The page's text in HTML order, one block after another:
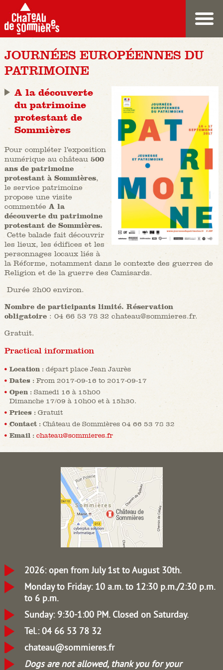
JOURNÉES EUROPÉENNES DU
PATRIMOINE
A la découverte
du patrimoine
protestant de
Sommières
Pour compléter l’exposition
numérique au château 500
ans de patrimoine
protestant à Sommières,
le service patrimoine
propose une visite
commentée A la
découverte du patrimoine
protestant de Sommières.
Cette balade fait découvrir
les lieux, les édifices et les
personnages locaux liés à
la Réforme, notamment dans le contexte des guerres de
Religion et de la guerre des Camisards.
Durée 2h00 environ.
Nombre de participants limité. Réservation
obligatoire: 04 66 53 78 32 chateau@sommieres.fr.
Gratuit.
Practical information
Location : départ place Jean Jaurès
Dates : From 2017-09-16 to 2017-09-17
Open : Samedi 16 à 15h00
Dimanche 17/09 à 10h00 et à 15h30.
Prices : Gratuit
Contact : Château de Sommières 04 66 53 78 32
Email : chateau@sommieres.fr
2026: open from July 1st to August 30th.
Monday to Friday: 10 a.m. to 12:30 p.m./2:30 p.m.
to 6 p.m.
Sunday: 9:30-1:00 PM. Closed on Saturday.
Tel.: 04 66 53 78 32
chateau@sommieres.fr
Dogs are not allowed, thank you for your